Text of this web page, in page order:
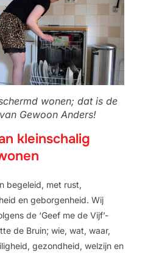
wonen; dat is de
Gewoon Anders!
kleinschalig
begeleid, met rust,
en geborgenheid. Wij
de ‘Geef me de Vijf’-
de Bruin; wie, wat, waar,
gezondheid, welzijn en